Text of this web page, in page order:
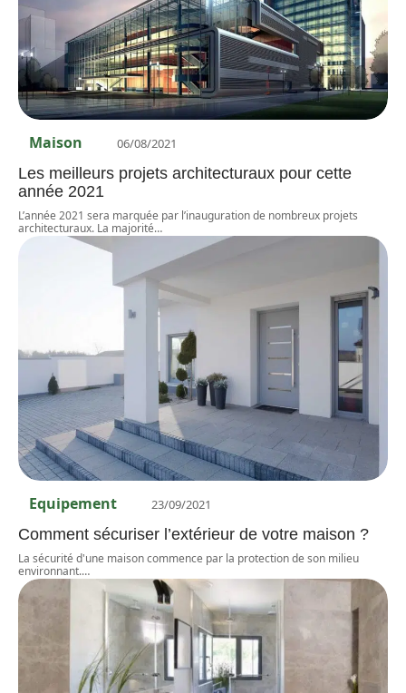
Maison 06/08/2021
Les meilleurs projets architecturaux pour cette
année 2021
L’année 2021 sera marquée par l’inauguration de nombreux projets
architecturaux. La majorité…
Equipement 23/09/2021
Comment sécuriser l’extérieur de votre maison ?
La sécurité d'une maison commence par la protection de son milieu
environnant.…